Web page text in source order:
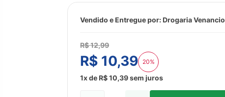
Vendido e Entregue por: Drogaria Venancio
R$12,99
R$ 10,39 20%
1x de R$ 10,39sem juros